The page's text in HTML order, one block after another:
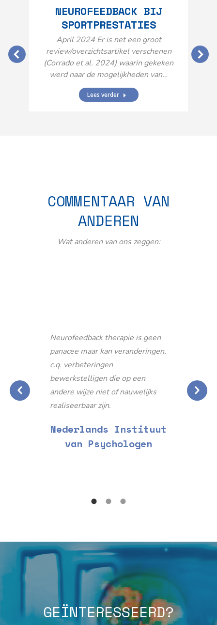
NEUROFEEDBACK BIJ
SPORTPRESTATIES
April 2024 Er is net een groot
review/overzichtsartikel verschenen
(Corrado et al. 2024) waarin gekeken
werd naar de mogelijkheden van…
Lees verder
COMMENTAAR VAN
ANDEREN
Wat anderen van ons zeggen:
Neurofeedback therapie is geen
panacee maar kan veranderingen,
c.q. verbeteringen
bewerkstelligen die op een
andere wijze niet of nauwelijks
realiseerbaar zijn.
Nederlands Instituut
van Psychologen
GEÏNTERESSEERD?